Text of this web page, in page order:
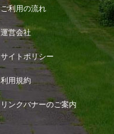
ご利用の流れ
運営会社
サイトポリシー
利用規約
リンクバナーのご案内